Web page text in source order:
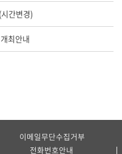
간변경)
최안내
이메일무단수집거부
전화번호안내